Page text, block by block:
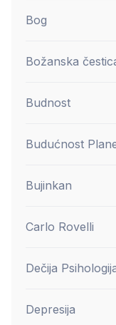
Bog
Božanska
Budnost
Budućnost
Bujinkan
Carlo Rovelli
Dečija
Depresija